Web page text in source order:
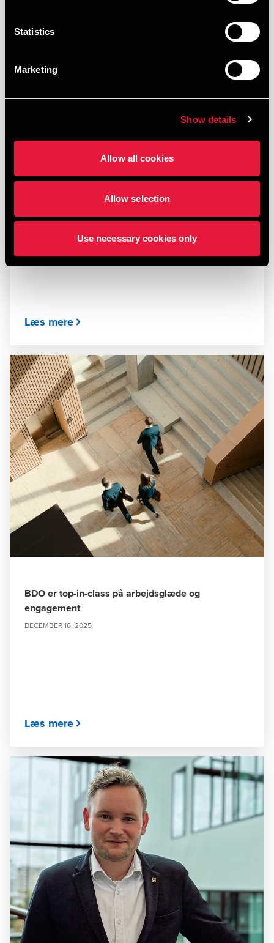
Statistics
Marketing
Show details
Allow all cookies
Allow selection
Use necessary cookies only
Opfølgning på afgørelse fra Erhvervsstyrelsen
Læs mere
BDO er top-in-class på arbejdsglæde og
engagement
DECEMBER 16, 2025
Læs mere